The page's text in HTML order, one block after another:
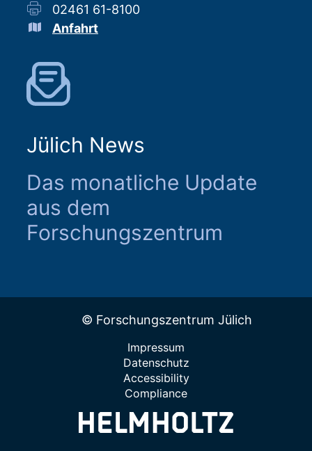
02461 61-8100
Anfahrt
Jülich News
Das monatliche Update
aus dem
Forschungszentrum
© Forschungszentrum Jülich
Impressum
Datenschutz
Accessibility
Compliance